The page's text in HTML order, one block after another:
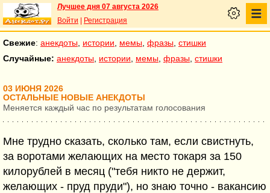
Лучшее дня 07 августа 2026
Войти
Регистрация
Свежие: анекдоты истории мемы фразы стишки
Случайные: анекдоты истории мемы фразы стишки
03 ИЮНЯ 2026
ОСТАЛЬНЫЕ НОВЫЕ АНЕКДОТЫ
Меняется каждый час по результатам голосования
Мне трудно сказать, сколько там, если свистнуть,
за воротами желающих на место токаря за 150
килорублей в месяц ("тебя никто не держит,
желающих - пруд пруди"), но знаю точно - вакансию